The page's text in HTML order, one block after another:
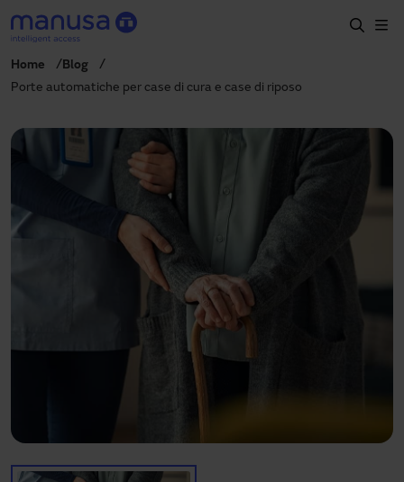
Salta al contenuto principale
Progetti
Download
La mia area
Home
Blog
Porte automatiche per case di cura e case di riposo